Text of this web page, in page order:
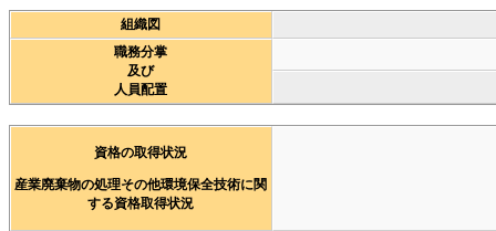
組織図
職務分掌
及び
人員配置
資格の取得状況
産業廃棄物の処理その他環境保全技術に関
する資格取得状況